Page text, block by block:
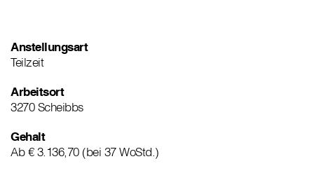
Anstellungsart
Teilzeit
Arbeitsort
3270 Scheibbs
Gehalt
Ab € 3.136,70 (bei 37 WoStd.)